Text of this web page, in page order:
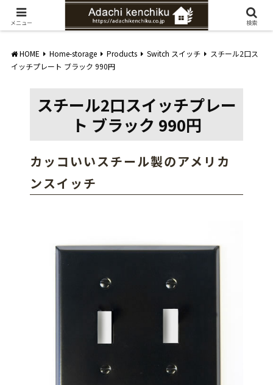
愛知県みよし市の工務店。自然素材を使ったナチュラルな家づくりをご提案
HOME Home-storage Products Switch スイッチ
スチール2口ス
イッチプレート ブラック 990円
スチール2口スイッチプレー
ト ブラック 990円
カッコいいスチール製のアメリカ
ンスイッチ
メニュー 検索